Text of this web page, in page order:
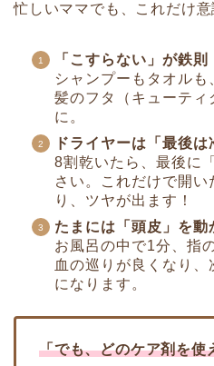
忙しいママでも、これだけ意
「こすらない」が鉄則
シャンプーもタオルも
髪のフタ（キューティ
に。
ドライヤーは「最後
8割乾いたら、最後に
さい。これだけで開い
り、ツヤが出ます！
たまには「頭皮」を動
お風呂の中で1分、指
血の巡りが良くなり
になります。
「でも、どのケア剤を使